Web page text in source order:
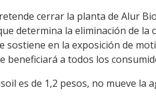
cerrar la planta de Alur
determina la eliminación de
sostiene en la exposición de
beneficiará a todos los
es de 1,2 pesos, no mueve la